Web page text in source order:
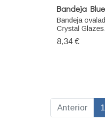
Bandeja
Bandeja
Crystal Glazes.
8,34 €
Anterior 1